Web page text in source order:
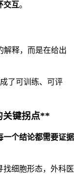
交互。
解释，而是在给出
了可训练、可评
关键拐点**
一个结论都需要证据
找细胞形态，外科医